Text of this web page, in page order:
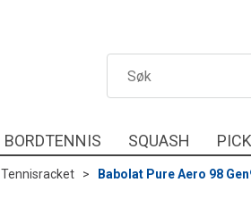
BORDTENNIS SQUASH
Tennisracket > Babolat Pure Aero 98